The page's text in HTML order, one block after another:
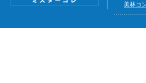
美林コ